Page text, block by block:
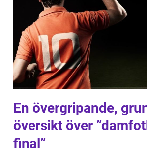
En övergripande,
översikt över
final”